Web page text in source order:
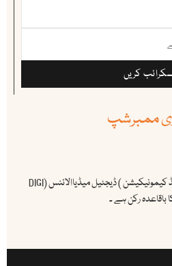
کریں
ممبرشپ
آئی بی سی ( انڈس براڈ کاسٹ اینڈ کیمونیکیشن ) ڈیجٹیل میڈیاالائنس (DIGI